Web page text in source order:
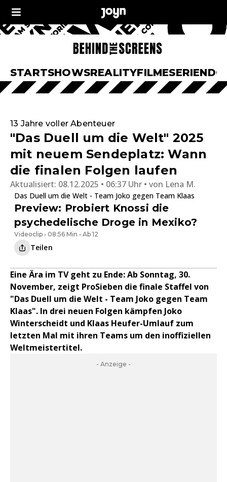
STARTSHOWSREALITYFILMESERIEN
13 Jahre voller Abenteuer
"Das Duell um die Welt" 2025
mit neuem Sendeplatz: Wann
die finalen Folgen laufen
Aktualisiert: 08.12.2025 • 06:37 Uhr von Lena M.
Das Duell um die Welt - Team Joko gegen Team Klaas
Preview: Probiert Knossi die
psychedelische Droge in Mexiko?
Videoclip • 08:56 Min • Ab 12
Teilen
Eine Ära im TV geht zu Ende: Ab Sonntag, 30.
November, zeigt ProSieben die finale Staffel von
"Das Duell um die Welt - Team Joko gegen Team
Klaas". In drei neuen Folgen kämpfen Joko
Winterscheidt und Klaas Heufer-Umlauf zum
letzten Mal mit ihren Teams um den inoffiziellen
Weltmeistertitel.
- Anzeige -